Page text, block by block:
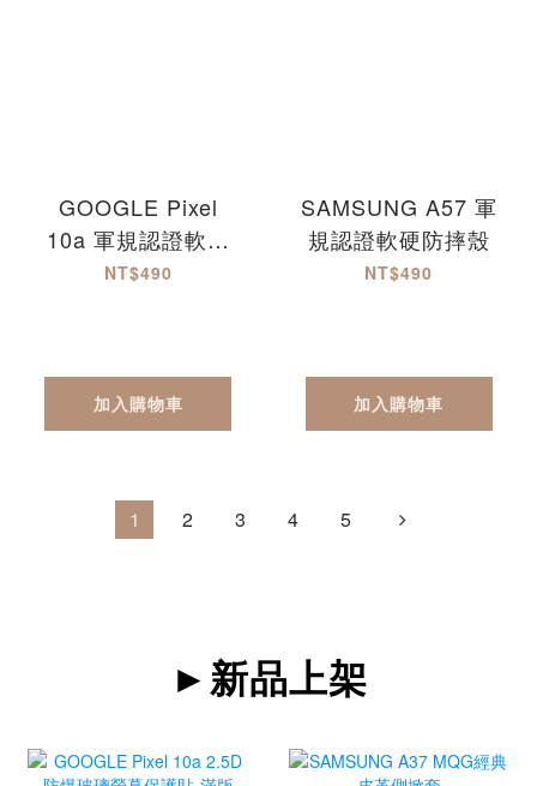
GOOGLE Pixel
10a 軍規認證軟硬
防摔殼 Pixel10a
NT$490
加入購物車
SAMSUNG A57 軍
規認證軟硬防摔殼
NT$490
加入購物車
1 2 3 4 5
►新品上架